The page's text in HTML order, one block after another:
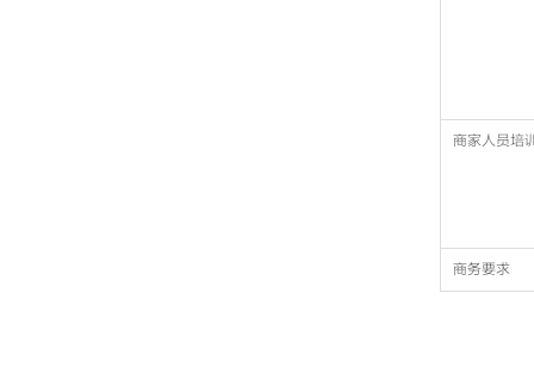
商家人员培
商务要求